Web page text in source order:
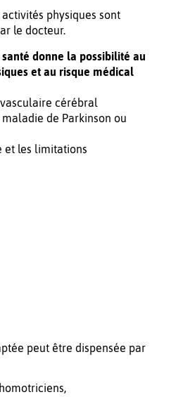
physiques sont
le docteur.
donne la possibilité au
et au risque médical
cérébral
de Parkinson ou
et les limitations
peut être dispensée par